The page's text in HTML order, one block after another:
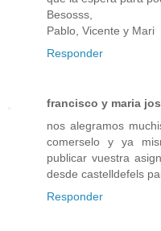
Besosss,
Pablo, Vicente y Mari
Responder
francisco y maria
nos alegramos
comerselo y ya
publicar vuestra
desde castelldefels
Responder